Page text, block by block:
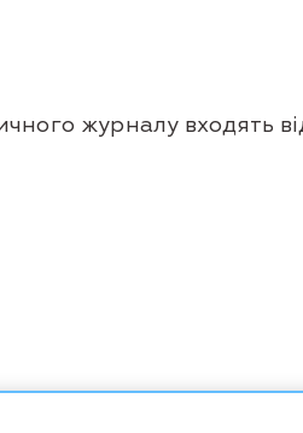
журналу входять